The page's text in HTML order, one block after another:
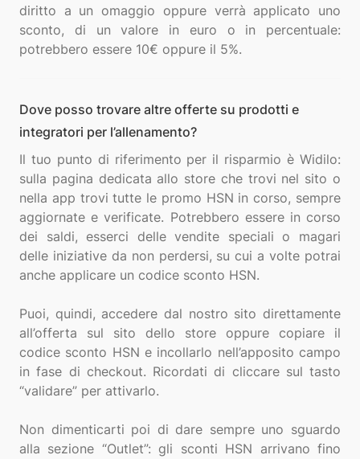
diritto a un omaggio oppure verrà applicato uno
sconto, di un valore in euro o in percentuale:
Dove posso trovare altre offerte su prodotti e
integratori per l’allenamento?
Il tuo punto di riferimento per il risparmio è Widilo:
sulla pagina dedicata allo store che trovi nel sito o
nella app trovi tutte le promo HSN in corso, sempre
aggiornate e verificate. Potrebbero essere in corso
dei saldi, esserci delle vendite speciali o magari
delle iniziative da non perdersi, su cui a volte potrai
anche applicare un codice sconto HSN.
Puoi, quindi, accedere dal nostro sito direttamente
all’offerta sul sito dello store oppure copiare il
codice sconto HSN e incollarlo nell’apposito campo
in fase di checkout. Ricordati di cliccare sul tasto
“validare” per attivarlo.
Non dimenticarti poi di dare sempre uno sguardo
alla sezione “Outlet”: gli sconti HSN arrivano fino